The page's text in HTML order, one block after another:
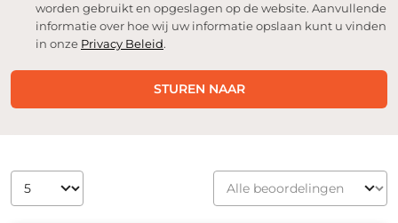
worden gebruikt en opgeslagen op de website. Aanvullende
informatie over hoe wij uw informatie opslaan kunt u vinden
in onze Privacy Beleid.
STUREN NAAR